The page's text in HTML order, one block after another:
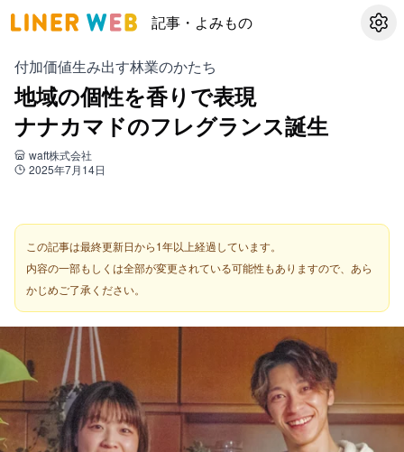
記事・よみもの 設定
付加価値生み出す林業のかたち
地域の個性を香りで表現
ナナカマドのフレグランス誕生
waft株式会社
2025年7月14日
この記事は最終更新日から1年以上経過しています。
内容の一部もしくは全部が変更されている可能性もありますので、あら
かじめご了承ください。